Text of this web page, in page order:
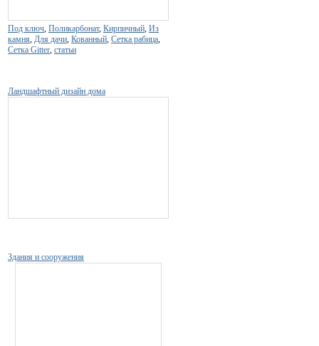
Под ключ, Поликарбонат, Кирпичный, Из
камня, Для дачи, Кованный, Сетка рабица,
Сетка Gitter, статьи
Ландшафтный дизайн дома
Здания и сооружения